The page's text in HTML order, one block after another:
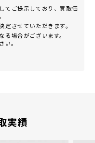
てご提示しており、買取価
させていただきます。
場合がございます。
い。
実績